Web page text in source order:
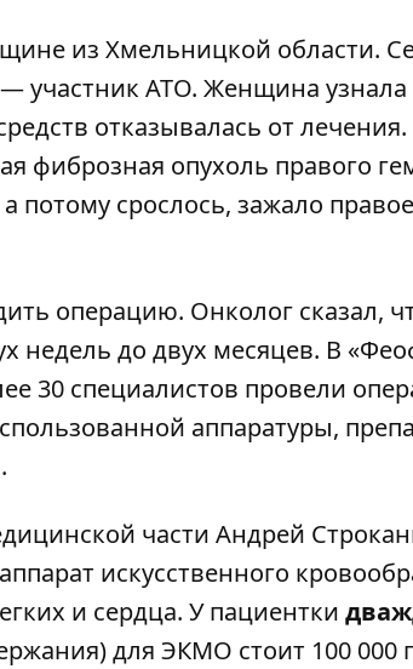
из Хмельницкой области.
участник АТО. Женщина узнала
отказывалась от
фиброзная опухоль правого
срослось, зажало
операцию. Онколог сказал,
недель до двух месяцев. В
30 специалистов провели
аппаратуры,
части Андрей
искусственного
и сердца. У пациентки
для ЭКМО стоит 100 000